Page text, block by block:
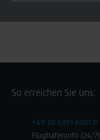
So erreichen Sie uns:
+49 30 6091 6091 0
Flughafeninfo (24/7)